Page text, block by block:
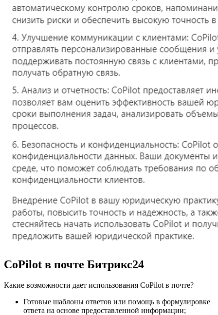
CoPilot в почте Битрикс24
Какие возможности дает использования CoPilot в почте?
Готовые шаблоны ответов или помощь в формулировке
ответа на основе предоставленной информации;